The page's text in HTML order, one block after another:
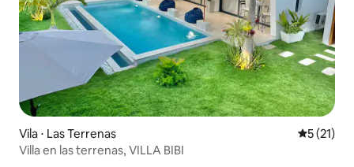
Vila ⋅ Las Terrenas 5 de uma
5 (21)
Villa en las terrenas, VILLA BIBI